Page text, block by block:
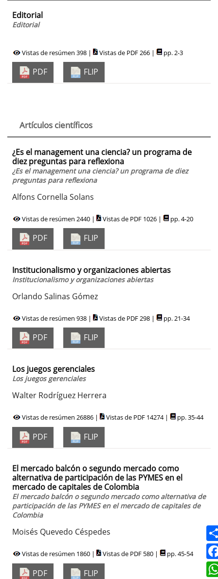
Editorial
Editorial
Vistas de resúmen 398 | Vistas de PDF 266 | pp. 2-3
PDF FLIP
Artículos científicos
¿Es el management una ciencia? un programa de
diez preguntas para reflexiona
¿Es el management una ciencia? un programa de diez
preguntas para reflexiona
Alfons Cornella Solans
Vistas de resúmen 2440 | Vistas de PDF 1026 | pp. 4-20
PDF FLIP
Institucionalismo y organizaciones abiertas
Institucionalismo y organizaciones abiertas
Orlando Salinas Gómez
Vistas de resúmen 938 | Vistas de PDF 298 | pp. 21-34
PDF FLIP
Los juegos gerenciales
Los juegos gerenciales
Walter Rodríguez Herrera
Vistas de resúmen 26886 | Vistas de PDF 14274 | pp. 35-44
PDF FLIP
El mercado balcón o segundo mercado como
alternativa de participación de las PYMES en el
mercado de capitales de Colombia
El mercado balcón o segundo mercado como alternativa de
participación de las PYMES en el mercado de capitales de
Colombia
Moisés Quevedo Céspedes
Vistas de resúmen 1860 | Vistas de PDF 580 | pp. 45-54
PDF FLIP